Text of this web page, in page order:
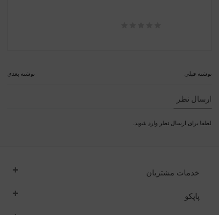
نوشته قبلی نوشته بعدی
ارسال نظر
لطفا برای ارسال نظر وارد شوید.
خدمات مشتریان
پاپکو